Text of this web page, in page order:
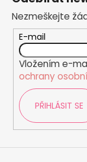
Nezmeškejte
E-mail
Vložením e-
ochrany
PŘIHLÁSIT SE